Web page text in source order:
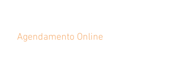
Agendamento Online